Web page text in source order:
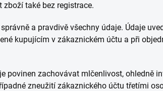
také bez registrace.
a pravdivě všechny údaje. Údaje
kupujícím v zákaznickém účtu a při
povinen zachovávat mlčenlivost, ohledně
zneužití zákaznického účtu třetími